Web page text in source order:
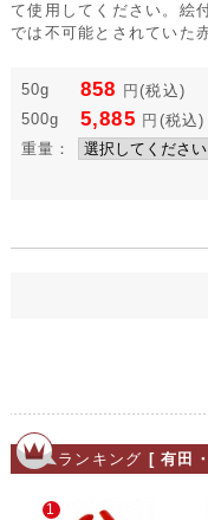
て使用してください。絵
では不可能とされていた
50g 858 円 (税込)
500g
5,885 円 (税込)
重量：
ランキング [ 有田
1